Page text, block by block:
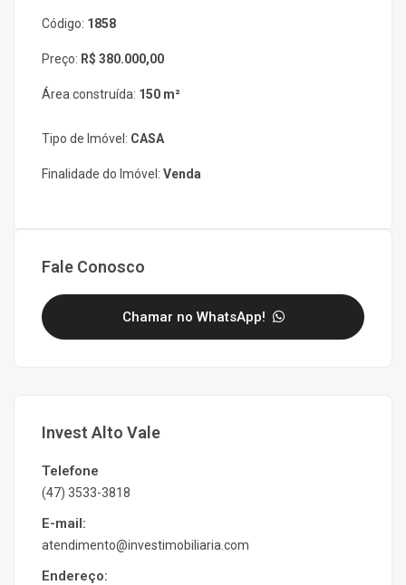
Código: 1858
Preço: R$ 380.000,00
Área construída: 150 m²
Tipo de Imóvel: CASA
Finalidade do Imóvel: Venda
Fale Conosco
Chamar no WhatsApp!
Invest Alto Vale
Telefone
(47) 3533-3818
E-mail:
atendimento@investimobiliaria.com
Endereço: